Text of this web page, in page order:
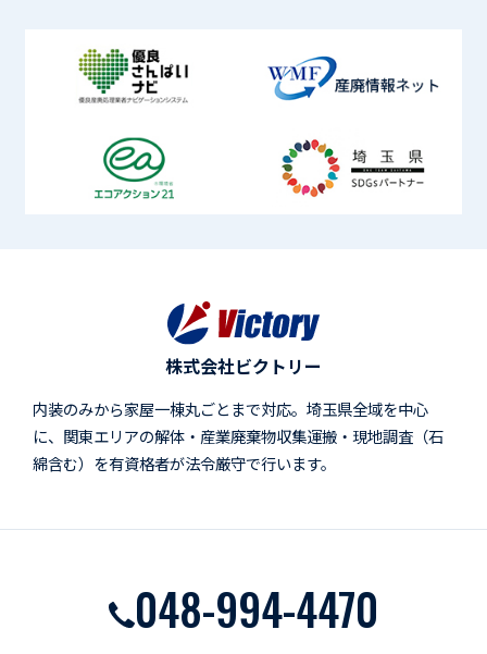
株式会社ビクトリー
内装のみから家屋一棟丸ごとまで対応。埼玉県全域を中心
に、関東エリアの解体・産業廃棄物収集運搬・現地調査（石
綿含む）を有資格者が法令厳守で行います。
048-994-4470